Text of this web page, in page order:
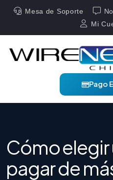
Mesa de Soporte
Mi
Pago
Cómo elegir
pagar de